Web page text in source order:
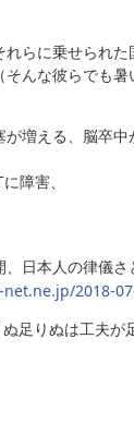
らに乗せられた
んな彼らでも
増える、脳卒
障害、
日本人の律儀さ
2018-
足りぬは工夫が